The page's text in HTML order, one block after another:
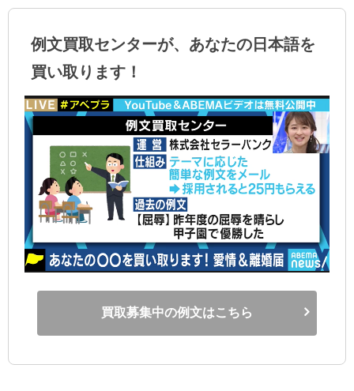
例文買取センターが、あなたの日本語を
買い取ります！
買取募集中の例文はこちら